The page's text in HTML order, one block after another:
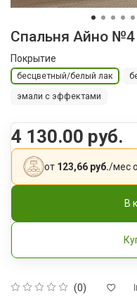
Спальня Айно №4
(0)
Покрытие
бесцветный/белый лак
эмали с эффектами
4 130.00 руб.
от 123,66 руб./мес
В